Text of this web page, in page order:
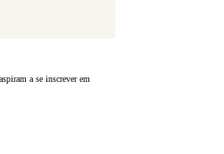
a se inscrever em